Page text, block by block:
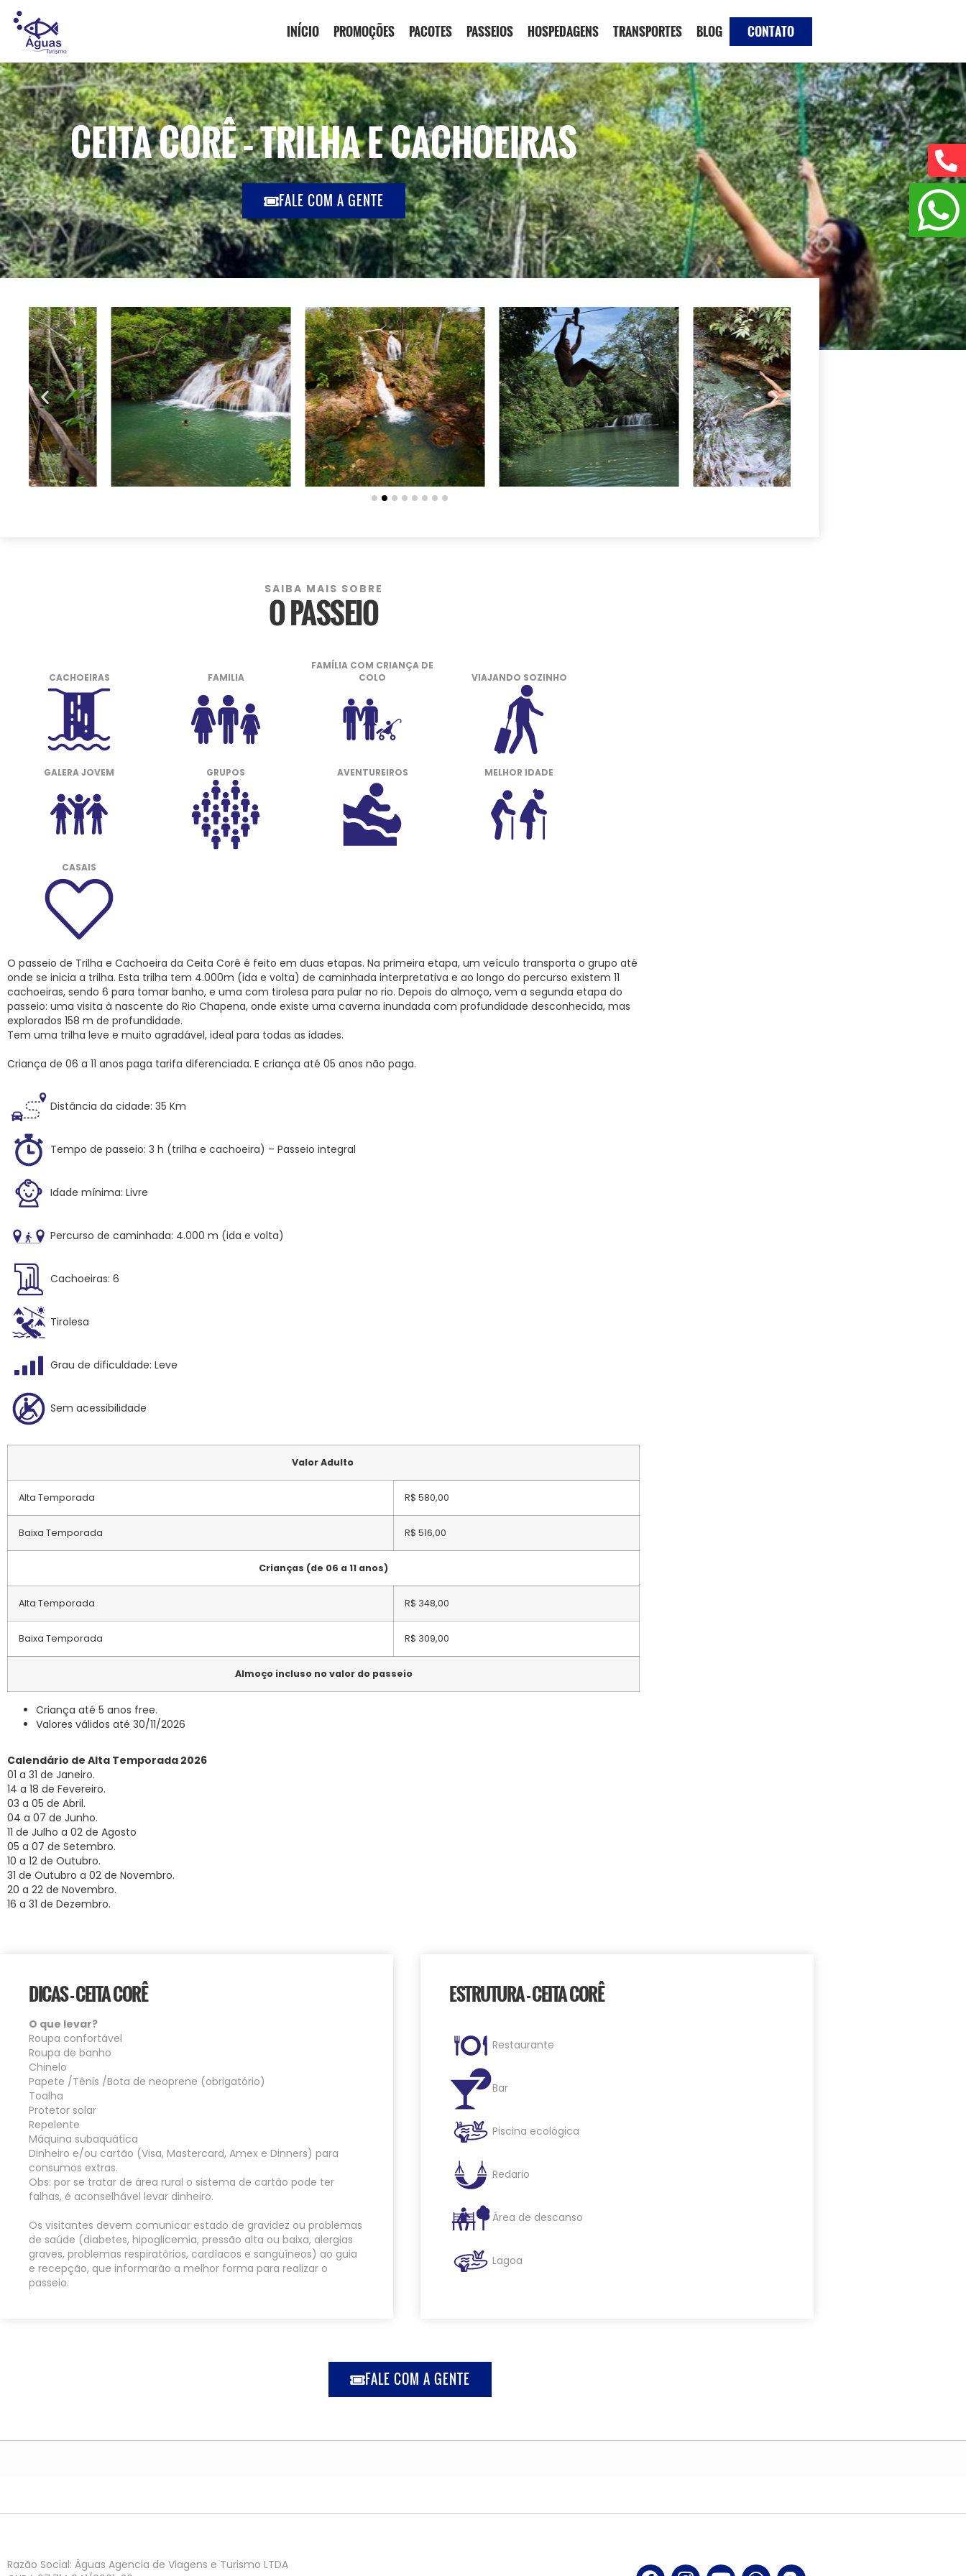
INÍCIO PROMOÇÕES PACOTES PASSEIOS HOSPEDAGENS TRANSPORTES BLOG CONTATO
CEITA CORÊ – TRILHA E CACHOEIRAS
FALE COM A GENTE
SAIBA MAIS SOBRE
O PASSEIO
CACHOEIRAS FAMILIA
FAMÍLIA COM CRIANÇA DE
COLO
VIAJANDO SOZINHO
GALERA JOVEM GRUPOS AVENTUREIROS MELHOR IDADE
CASAIS
O passeio de Trilha e Cachoeira da Ceita Corê é feito em duas etapas. Na primeira etapa, um veículo transporta o grupo até
onde se inicia a trilha. Esta trilha tem 4.000m (ida e volta) de caminhada interpretativa e ao longo do percurso existem 11
cachoeiras, sendo 6 para tomar banho, e uma com tirolesa para pular no rio. Depois do almoço, vem a segunda etapa do
passeio: uma visita à nascente do Rio Chapena, onde existe uma caverna inundada com profundidade desconhecida, mas
explorados 158 m de profundidade.
Tem uma trilha leve e muito agradável, ideal para todas as idades.
Criança de 06 a 11 anos paga tarifa diferenciada. E criança até 05 anos não paga.
Distância da cidade: 35 Km
Tempo de passeio: 3 h (trilha e cachoeira) – Passeio integral
Idade mínima: Livre
Percurso de caminhada: 4.000 m (ida e volta)
Cachoeiras: 6
Tirolesa
Grau de dificuldade: Leve
Sem acessibilidade
Valor Adulto
Alta Temporada R$ 580,00
Baixa Temporada R$ 516,00
Crianças (de 06 a 11 anos)
Alta Temporada R$ 348,00
Baixa Temporada R$ 309,00
Almoço incluso no valor do passeio
Criança até 5 anos free.
Valores válidos até 30/11/2026
Calendário de Alta Temporada 2026
01 a 31 de Janeiro.
14 a 18 de Fevereiro.
03 a 05 de Abril.
04 a 07 de Junho.
11 de Julho a 02 de Agosto
05 a 07 de Setembro.
10 a 12 de Outubro.
31 de Outubro a 02 de Novembro.
20 a 22 de Novembro.
16 a 31 de Dezembro.
DICAS - CEITA CORÊ
O que levar?
Roupa confortável
Roupa de banho
Chinelo
Papete /Tênis /Bota de neoprene (obrigatório)
Toalha
Protetor solar
Repelente
Máquina subaquática
Dinheiro e/ou cartão (Visa, Mastercard, Amex e Dinners) para
consumos extras.
Obs: por se tratar de área rural o sistema de cartão pode ter
falhas, é aconselhável levar dinheiro.
Os visitantes devem comunicar estado de gravidez ou problemas
de saúde (diabetes, hipoglicemia, pressão alta ou baixa, alergias
graves, problemas respiratórios, cardíacos e sanguíneos) ao guia
e recepção, que informarão a melhor forma para realizar o
passeio.
ESTRUTURA - CEITA CORÊ
Restaurante
Bar
Piscina ecológica
Redario
Área de descanso
Lagoa
FALE COM A GENTE
Razão Social: Águas Agencia de Viagens e Turismo LTDA